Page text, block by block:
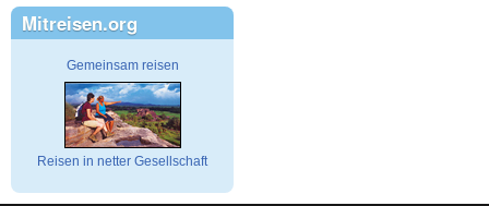
Mitreisen.org
Gemeinsam reisen
Reisen in netter Gesellschaft